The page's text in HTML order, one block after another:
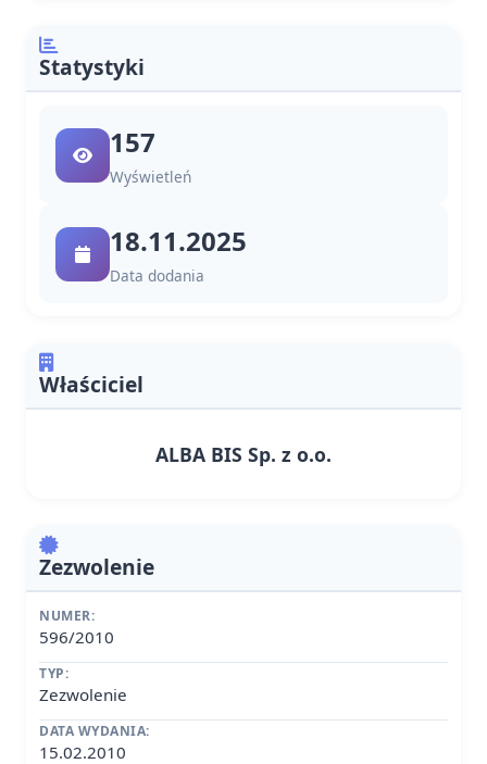
Statystyki
157
Wyświetleń
18.11.2025
Data dodania
Właściciel
ALBA BIS Sp. z o.o.
Zezwolenie
NUMER:
596/2010
TYP:
Zezwolenie
DATA WYDANIA:
15.02.2010